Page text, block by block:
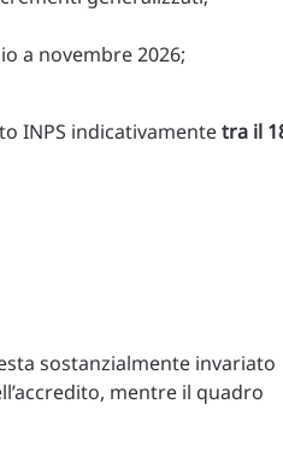
a novembre 2026;
INPS indicativamentetra il
sostanzialmente invariato
mentre il quadro